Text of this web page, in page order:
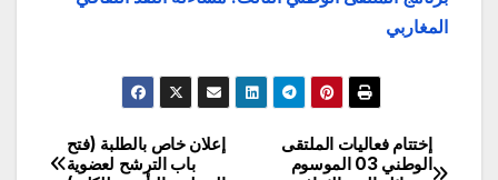
المغاربي
تصفّح
إعلان خاص بالطلبة (فتح
باب الترشح لعضوية
إختتام فعاليات الملتقى
الوطني 03 الموسوم